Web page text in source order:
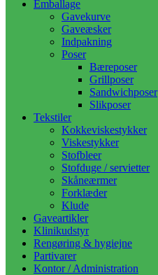
Emballage
Gavekurve
Gaveæsker
Indpakning
Poser
Bæreposer
Grillposer
Sandwichposer
Slikposer
Tekstiler
Kokkeviskestykker
Viskestykker
Stofbleer
Stofduge / servietter
Skåneærmer
Forklæder
Klude
Gaveartikler
Klinikudstyr
Rengøring & hygiejne
Partivarer
Kontor / Administration